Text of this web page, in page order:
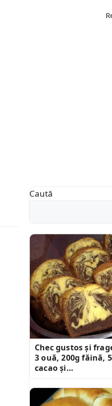
Caută
Chec gustos și
3 ouă, 200g făină,
cacao și…